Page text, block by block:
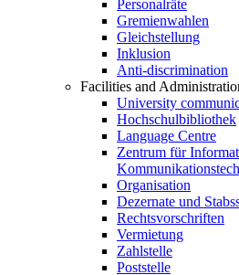
Personalräte
Gremienwahlen
Gleichstellung
Inklusion
Anti-discrimination
Facilities and
University
Hochschulbibliothek
Language Centre
Zentrum für
Organisation
Dezernate und
Rechtsvorschriften
Vermietung
Zahlstelle
Poststelle